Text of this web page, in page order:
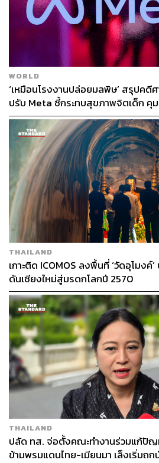
WORLD
‘เหมือนโรงงานปล่อยมลพิษ’ สรุปคดี
ปรับ Meta ชี้กระทบสุขภาพจิตเด็ก คุ
THAILAND
เกาะติด ICOMOS ลงพื้นที่ ‘วัดอุโมงค์
ดันเชียงใหม่สู่มรดกโลกปี 2570
THAILAND
ปลัด ทส. จ่อตั้งคณะทำงานร่วมแก้ปัญ
ข้ามพรมแดนไทย-เมียนมา เล็งเริ่มถ